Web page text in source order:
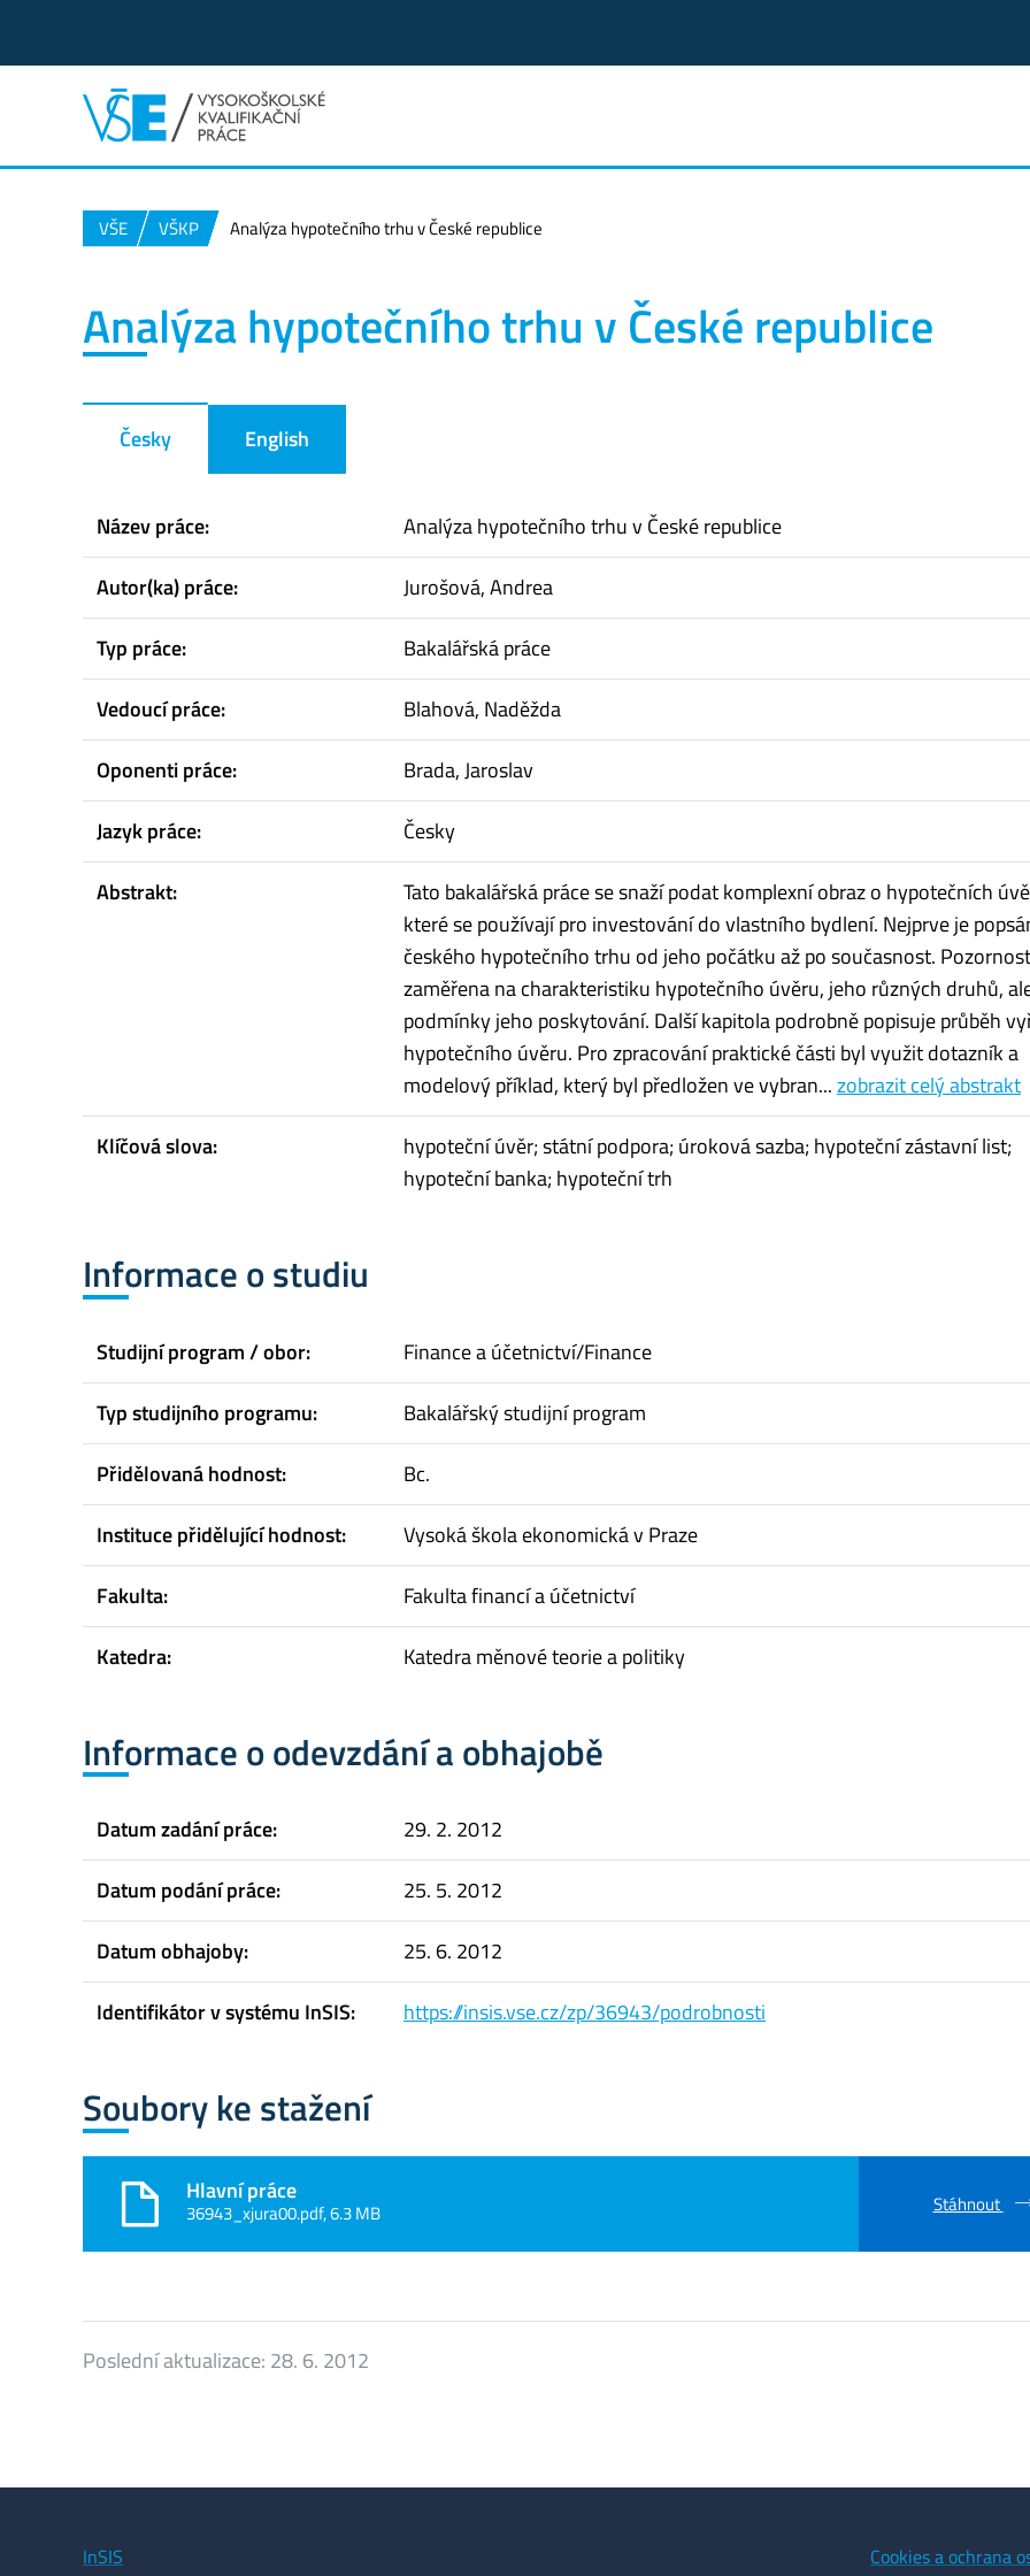
VŠE VŠKP Analýza hypotečního trhu v České republice
Analýza hypotečního trhu v České republice
Česky English
Název práce:
Analýza hypotečního trhu v České republice
Autor(ka) práce:
Jurošová, Andrea
Typ práce:
Bakalářská práce
Vedoucí práce:
Blahová, Naděžda
Oponenti práce:
Brada, Jaroslav
Jazyk práce:
Česky
Abstrakt:
Tato bakalářská práce se snaží podat komplexní obraz o hypotečních
které se používají pro investování do vlastního bydlení. Nejprve je
českého hypotečního trhu od jeho počátku až po současnost.
zaměřena na charakteristiku hypotečního úvěru, jeho různých druhů,
podmínky jeho poskytování. Další kapitola podrobně popisuje průběh
hypotečního úvěru. Pro zpracování praktické části byl využit dotazník a
modelový příklad, který byl předložen ve vybran...zobrazit celý abstrakt
Klíčová slova:
hypoteční úvěr; státní podpora; úroková sazba; hypoteční zástavní list;
hypoteční banka; hypoteční trh
Informace o studiu
Studijní program / obor:
Finance a účetnictví/Finance
Typ studijního programu:
Bakalářský studijní program
Přidělovaná hodnost:
Bc.
Instituce přidělující hodnost:
Vysoká škola ekonomická v Praze
Fakulta:
Fakulta financí a účetnictví
Katedra:
Katedra měnové teorie a politiky
Informace o odevzdání a obhajobě
Datum zadání práce:
29. 2. 2012
Datum podání práce:
25. 5. 2012
Datum obhajoby:
25. 6. 2012
Identifikátor v systému InSIS:
https://insis.vse.cz/zp/36943/podrobnosti
Soubory ke stažení
Hlavní práce
36943_xjura00.pdf, 6.3 MB Stáhnout
Poslední aktualizace: 28. 6. 2012
InSIS Cookies a ochrana